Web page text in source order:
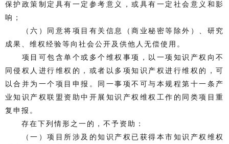
保护政策制定具有一定参考意义，或具有一定社会意义和影
响；
（六）同意将项目有关信息（商业秘密等除外）、研究
成果、维权经验等向社会公开及供他人无偿使用。
项目可包含单个或多个维权事项，以一项知识产权向不
同侵权人进行维权的，或者以多项知识产权进行维权的，可
以合并为一个项目申报。同一事项不可与本规程第十一条产
业知识产权联盟资助中开展知识产权维权工作的同类项目重
复申报。
存在下列情形之一的，不予资助：
（一）项目所涉及的知识产权已获得本市知识产权维权